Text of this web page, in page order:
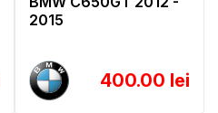
2015
400.00 lei